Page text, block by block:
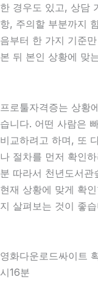
한 경우도 있고, 상담
항, 주의할 부분까지
음부터 한 가지 기준
본 뒤 본인 상황에 맞
프로툴자격증는 상황
습니다. 어떤 사람은
비교하려고 하며, 또
나 절차를 먼저 확인
분 따라서 천년도서
현재 상황에 맞게 확
지 살펴보는 것이 좋
영화다운로드싸이트
시16분